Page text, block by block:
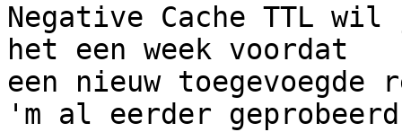
Negative Cache TTL
het een week voordat
een nieuw
'm al eerder geprobeerd